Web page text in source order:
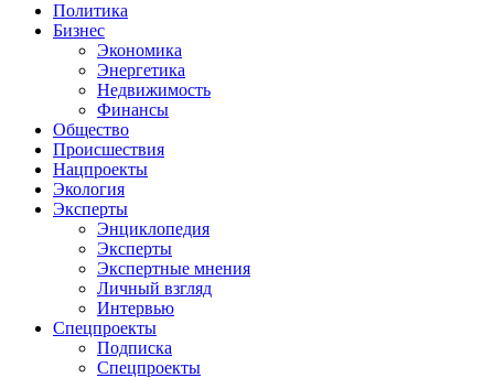
Политика
Бизнес
Экономика
Энергетика
Недвижимость
Финансы
Общество
Происшествия
Нацпроекты
Экология
Эксперты
Энциклопедия
Эксперты
Экспертные мнения
Личный взгляд
Интервью
Спецпроекты
Подписка
Спецпроекты